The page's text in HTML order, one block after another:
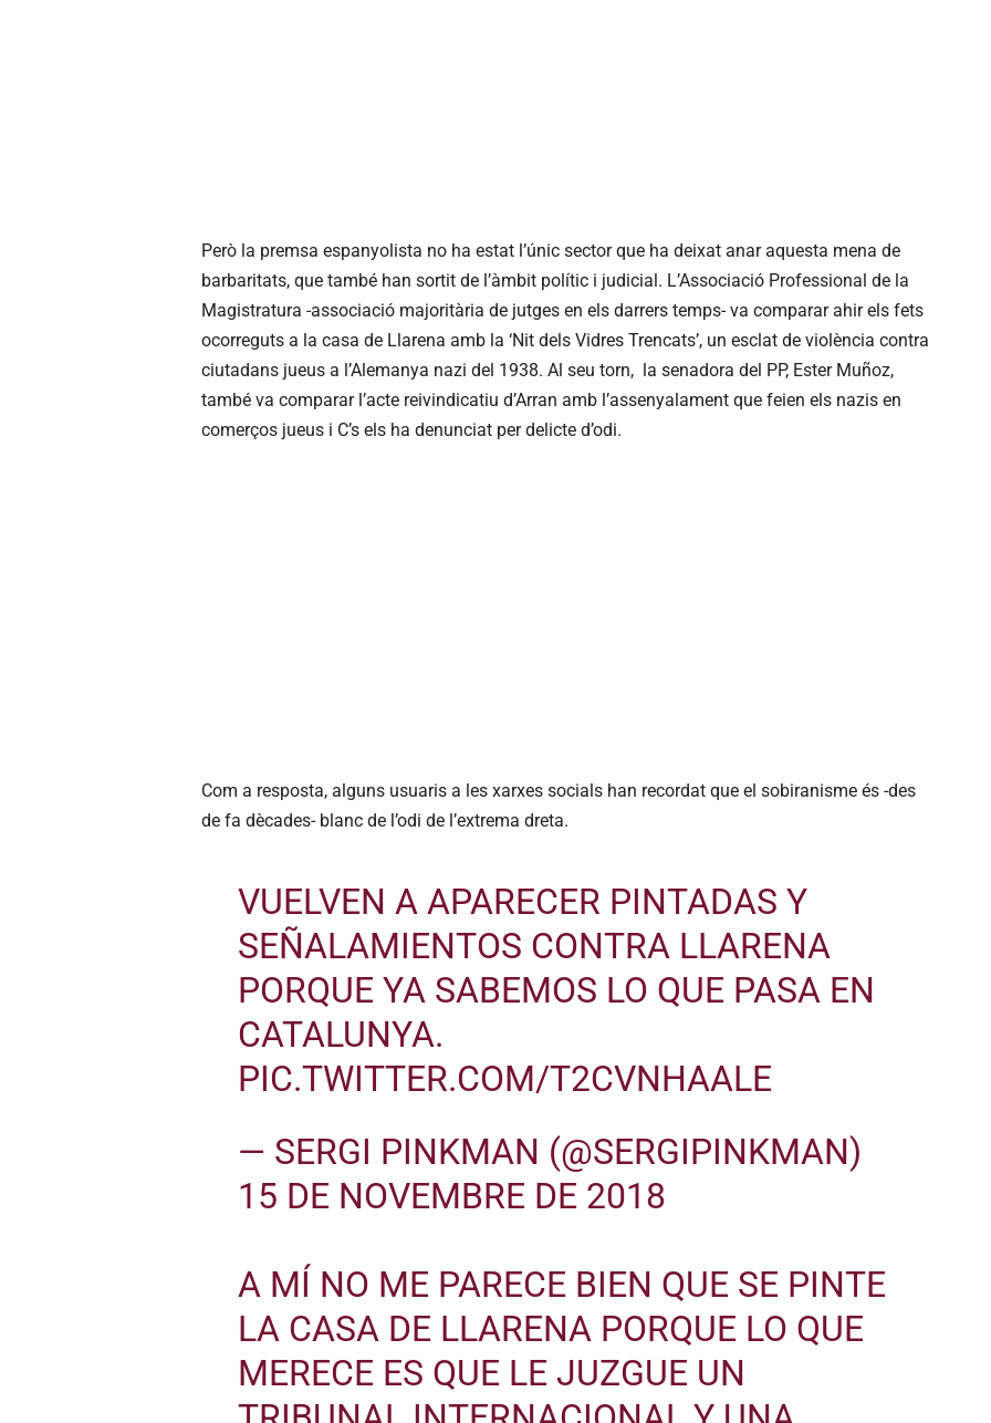
Però la premsa espanyolista no ha estat l’únic sector que ha deixat anar aquesta mena de
barbaritats, que també han sortit de l’àmbit polític i judicial. L’Associació Professional de la
Magistratura -associació majoritària de jutges en els darrers temps- va comparar ahir els fets
ocorreguts a la casa de Llarena amb la ‘Nit dels Vidres Trencats’, un esclat de violència contra
ciutadans jueus a l’Alemanya nazi del 1938. Al seu torn, la senadora del PP, Ester Muñoz,
també va comparar l’acte reivindicatiu d’Arran amb l’assenyalament que feien els nazis en
comerços jueus i C’s els ha denunciat per delicte d’odi.
Com a resposta, alguns usuaris a les xarxes socials han recordat que el sobiranisme és -des
de fa dècades- blanc de l’odi de l’extrema dreta.
VUELVEN A APARECER PINTADAS Y
SEÑALAMIENTOS CONTRA LLARENA
PORQUE YA SABEMOS LO QUE PASA EN
CATALUNYA.
PIC.TWITTER.COM/T2CVNHAALE
— SERGI PINKMAN (@SERGIPINKMAN)
15 DE NOVEMBRE DE 2018
A MÍ NO ME PARECE BIEN QUE SE PINTE
LA CASA DE LLARENA PORQUE LO QUE
MERECE ES QUE LE JUZGUE UN